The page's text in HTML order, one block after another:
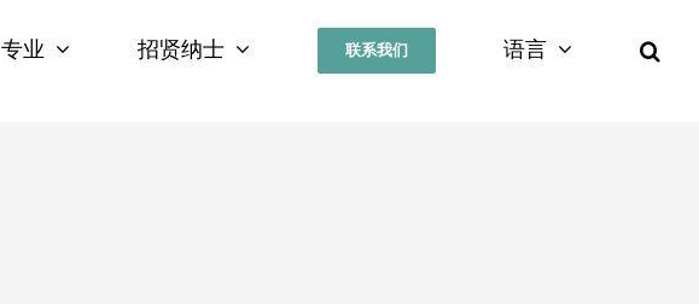
专业 招贤纳士 联系我们 语言